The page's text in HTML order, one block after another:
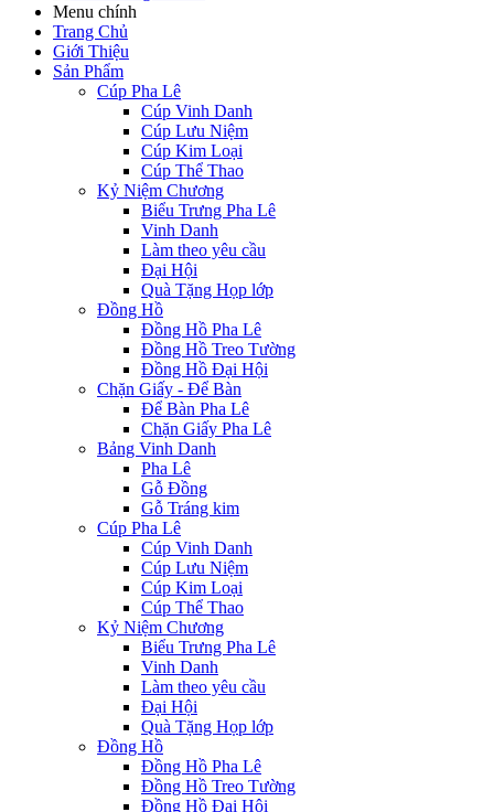
Menu chính
Trang Chủ
Giới Thiệu
Sản Phẩm
Cúp Pha Lê
Cúp Vinh Danh
Cúp Lưu Niệm
Cúp Kim Loại
Cúp Thể Thao
Kỷ Niệm Chương
Biểu Trưng Pha Lê
Vinh Danh
Làm theo yêu cầu
Đại Hội
Quà Tặng Họp lớp
Đồng Hồ
Đồng Hồ Pha Lê
Đồng Hồ Treo Tường
Đồng Hồ Đại Hội
Chặn Giấy - Để Bàn
Để Bàn Pha Lê
Chặn Giấy Pha Lê
Bảng Vinh Danh
Pha Lê
Gỗ Đồng
Gỗ Tráng kim
Cúp Pha Lê
Cúp Vinh Danh
Cúp Lưu Niệm
Cúp Kim Loại
Cúp Thể Thao
Kỷ Niệm Chương
Biểu Trưng Pha Lê
Vinh Danh
Làm theo yêu cầu
Đại Hội
Quà Tặng Họp lớp
Đồng Hồ
Đồng Hồ Pha Lê
Đồng Hồ Treo Tường
Đồng Hồ Đại Hội